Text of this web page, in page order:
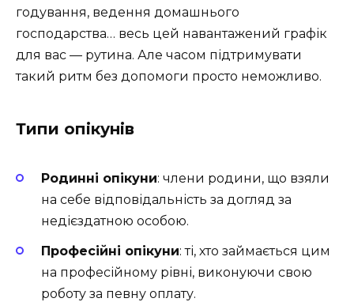
годування, ведення домашнього
господарства… весь цей навантажений графік
для вас — рутина. Але часом підтримувати
такий ритм без допомоги просто неможливо.
Типи опікунів
Родинні опікуни: члени родини, що взяли
на себе відповідальність за догляд за
недієздатною особою.
Професійні опікуни: ті, хто займається цим
на професійному рівні, виконуючи свою
роботу за певну оплату.